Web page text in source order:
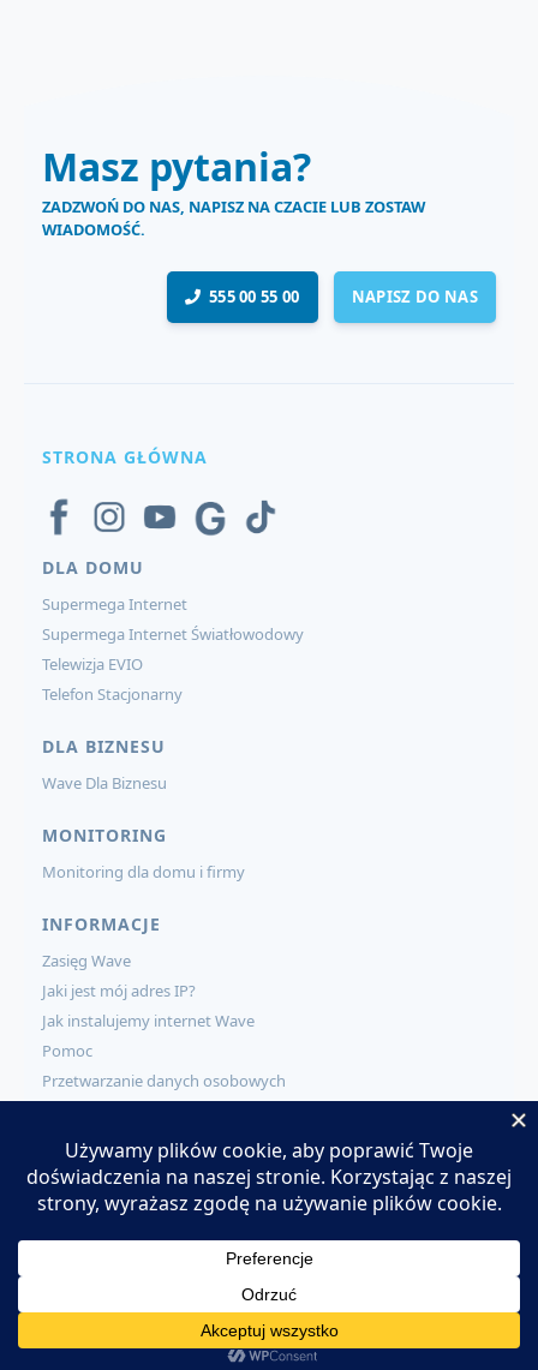
Masz pytania?
ZADZWOŃ DO NAS, NAPISZ NA CZACIE LUB ZOSTAW
WIADOMOŚĆ.
555 00 55 00 NAPISZ DO NAS
STRONA GŁÓWNA
DLA DOMU
Supermega Internet
Supermega Internet Światłowodowy
Telewizja EVIO
Telefon Stacjonarny
DLA BIZNESU
Wave Dla Biznesu
MONITORING
Monitoring dla domu i firmy
INFORMACJE
Zasięg Wave
Jaki jest mój adres IP?
Jak instalujemy internet Wave
Pomoc
Przetwarzanie danych osobowych
Kontakt
Zamów usługi Wave